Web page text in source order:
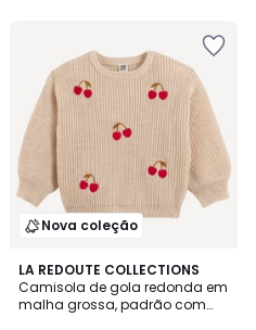
Nova coleção
LA REDOUTE COLLECTIONS
Camisola de gola redonda em
malha grossa, padrão com